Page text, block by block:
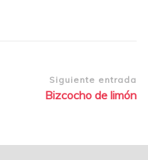
Siguiente entrada
Bizcocho de limón